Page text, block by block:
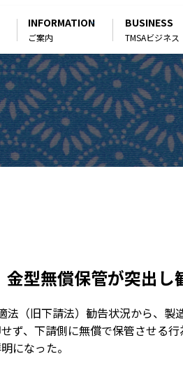
INFORMATION
ご案内
BUSINESS
TMSAビジネス
型無償保管が突出し
（旧下請法）勧告状況から、
ず、下請側に無償で保管させる
になった。